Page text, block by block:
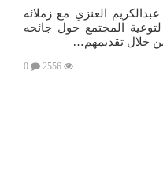
العنزي مع زملائه
المجتمع حول جائحه
خلال تقديمهم…